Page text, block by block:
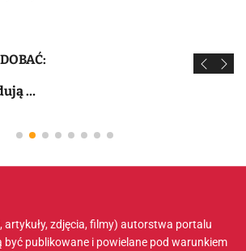
…
artykuły, zdjęcia, filmy) autorstwa portalu
publikowane i powielane pod warunkiem